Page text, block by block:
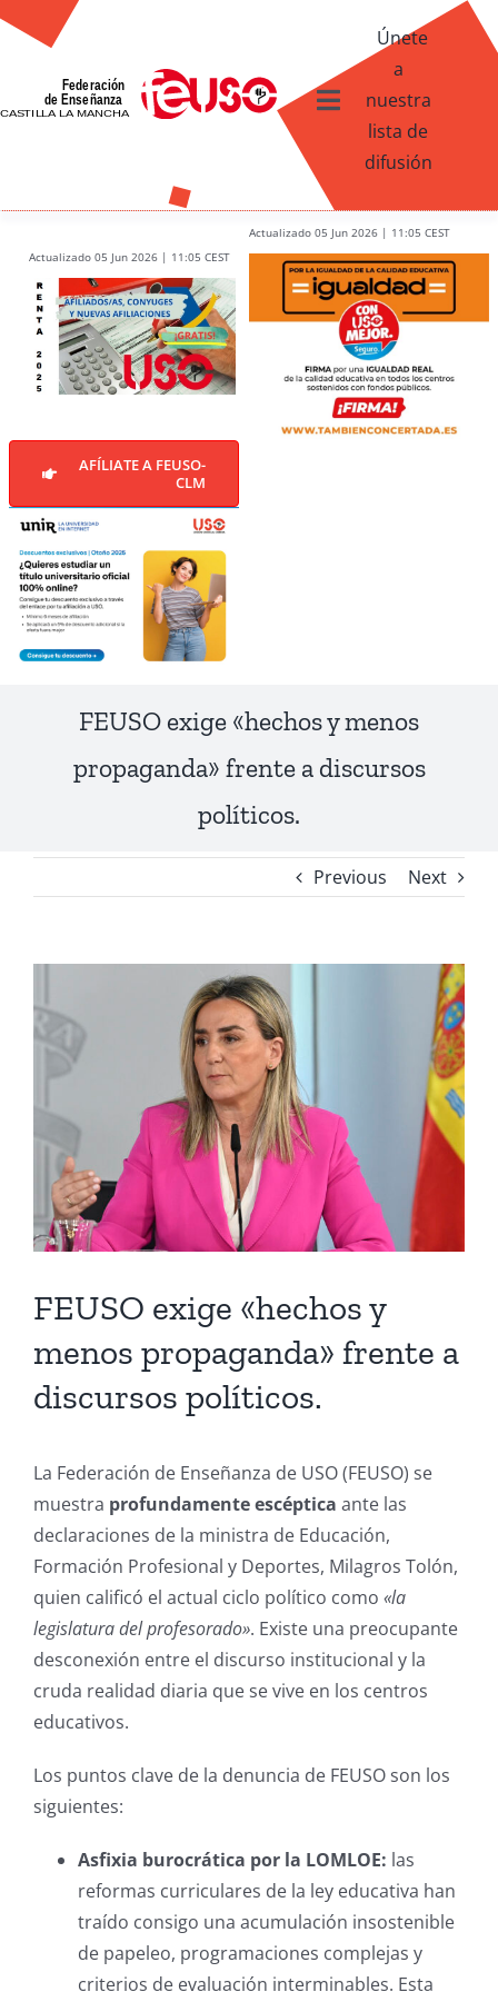
Skip
content
Toggle
Navigation
Contacto
Únete
a
nuestra
lista de
difusión
Actualizado 05 Jun 2026 | 11:05 CEST
Actualizado 05 Jun 2026 | 11:05 CEST
AFÍLIATE A FEUSO-
CLM
FEUSO exige «hechos y menos
propaganda» frente a discursos
políticos.
Previous Next
Larger
Image
FEUSO exige «hechos y
menos propaganda» frente a
discursos políticos.
La Federación de Enseñanza de USO (FEUSO) se
muestra profundamente escéptica ante las
declaraciones de la ministra de Educación,
Formación Profesional y Deportes, Milagros Tolón,
quien calificó el actual ciclo político como «la
legislatura del profesorado». Existe una preocupante
desconexión entre el discurso institucional y la
cruda realidad diaria que se vive en los centros
educativos.
Los puntos clave de la denuncia de FEUSO son los
siguientes:
Asfixia burocrática por la LOMLOE: las
reformas curriculares de la ley educativa han
traído consigo una acumulación insostenible
de papeleo, programaciones complejas y
criterios de evaluación interminables. Esta